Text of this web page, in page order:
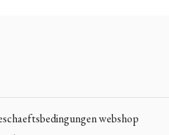
webshop